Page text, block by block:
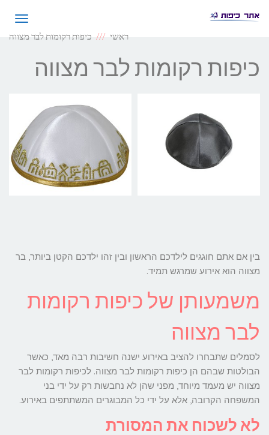
ראשי כיפות רקומות לבר מצווה
כיפות רקומות לבר מצווה
בין אם אתם חוגגים לילדכם הראשון ובין זהו ילדכם הקטן ביותר, בר
מצווה הוא אירוע שמרגש תמיד.
משמעותן של כיפות רקומות
לבר מצווה
לסמלים שתבחרו להציב באירוע ישנה חשיבות רבה מאד, כאשר
הבולטות שבהם הן כיפות רקומות לבר מצווה. לכיפות רקומות לבר
מצווה יש מעמד מיוחד, מפני שהן לא נחבשות רק על ידי בני
המשפחה הקרובה, אלא על ידי כל המבוגרים המשתתפים באירוע.
לא לשכוח את המסורת